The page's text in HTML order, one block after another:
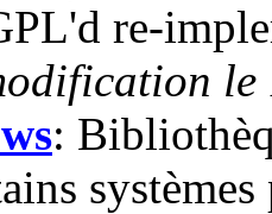
re-
le
: